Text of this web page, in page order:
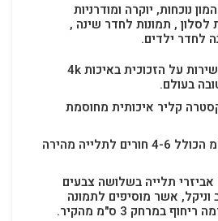
נוכחות, יוקרה ומודרניות
לסלון , תמונות לחדר שינה ,
לחדר ילדים.
התמונה מודפסת ישירות על הזכוכית באיכות 4k
קליר איכותית מחוסמת
עובי הזכוכית 6 מ"מ הכולל 4-6 חורים לתלייה מהירה
תלייה בשלושה צבעים
אשר מוסיפים לתמונה
במרחק 3 ס"מ מהקיר.